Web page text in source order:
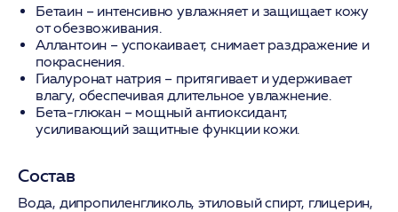
Бетаин– интенсивно увлажняет и защищает кожу
от обезвоживания.
Аллантоин – успокаивает, снимает раздражение и
покраснения.
Гиалуронат натрия – притягивает и удерживает
влагу, обеспечивая длительное увлажнение.
Бета-глюкан– мощный антиоксидант,
усиливающий защитные функции кожи.
Состав
Вода, дипропиленгликоль, этиловый спирт, глицерин,